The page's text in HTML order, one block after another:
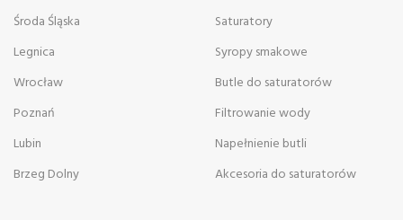
Środa Śląska
Legnica
Wrocław
Poznań
Lubin
Brzeg Dolny
Saturatory
Syropy smakowe
Butle do saturatorów
Filtrowanie wody
Napełnienie butli
Akcesoria do saturatorów